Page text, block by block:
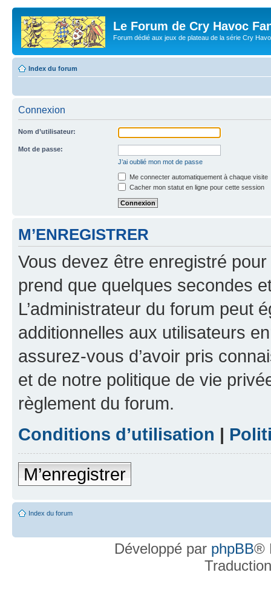
Le Forum de Cry Havoc
Forum dédié aux jeux de plateau de la série Cry
Index du forum
Connexion
Nom d’utilisateur:
Mot de passe:
J’ai oublié mon mot de passe
Me connecter automatiquement à chaque visite
Cacher mon statut en ligne pour cette session
M’ENREGISTRER
Vous devez être enregistré
prend que quelques secondes
L’administrateur du forum peut
additionnelles aux utilisateurs
assurez-vous d’avoir pris
et de notre politique de vie
règlement du forum.
Conditions d’utilisation |
M’enregistrer
Index du forum
Développé par phpBB®